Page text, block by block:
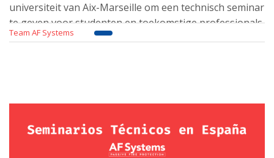
universiteit van Aix-Marseille om een technisch seminar
te geven voor studenten en toekomstige professionals
uit de sector. In samenwerking met onze partner, de
Team AF Systems